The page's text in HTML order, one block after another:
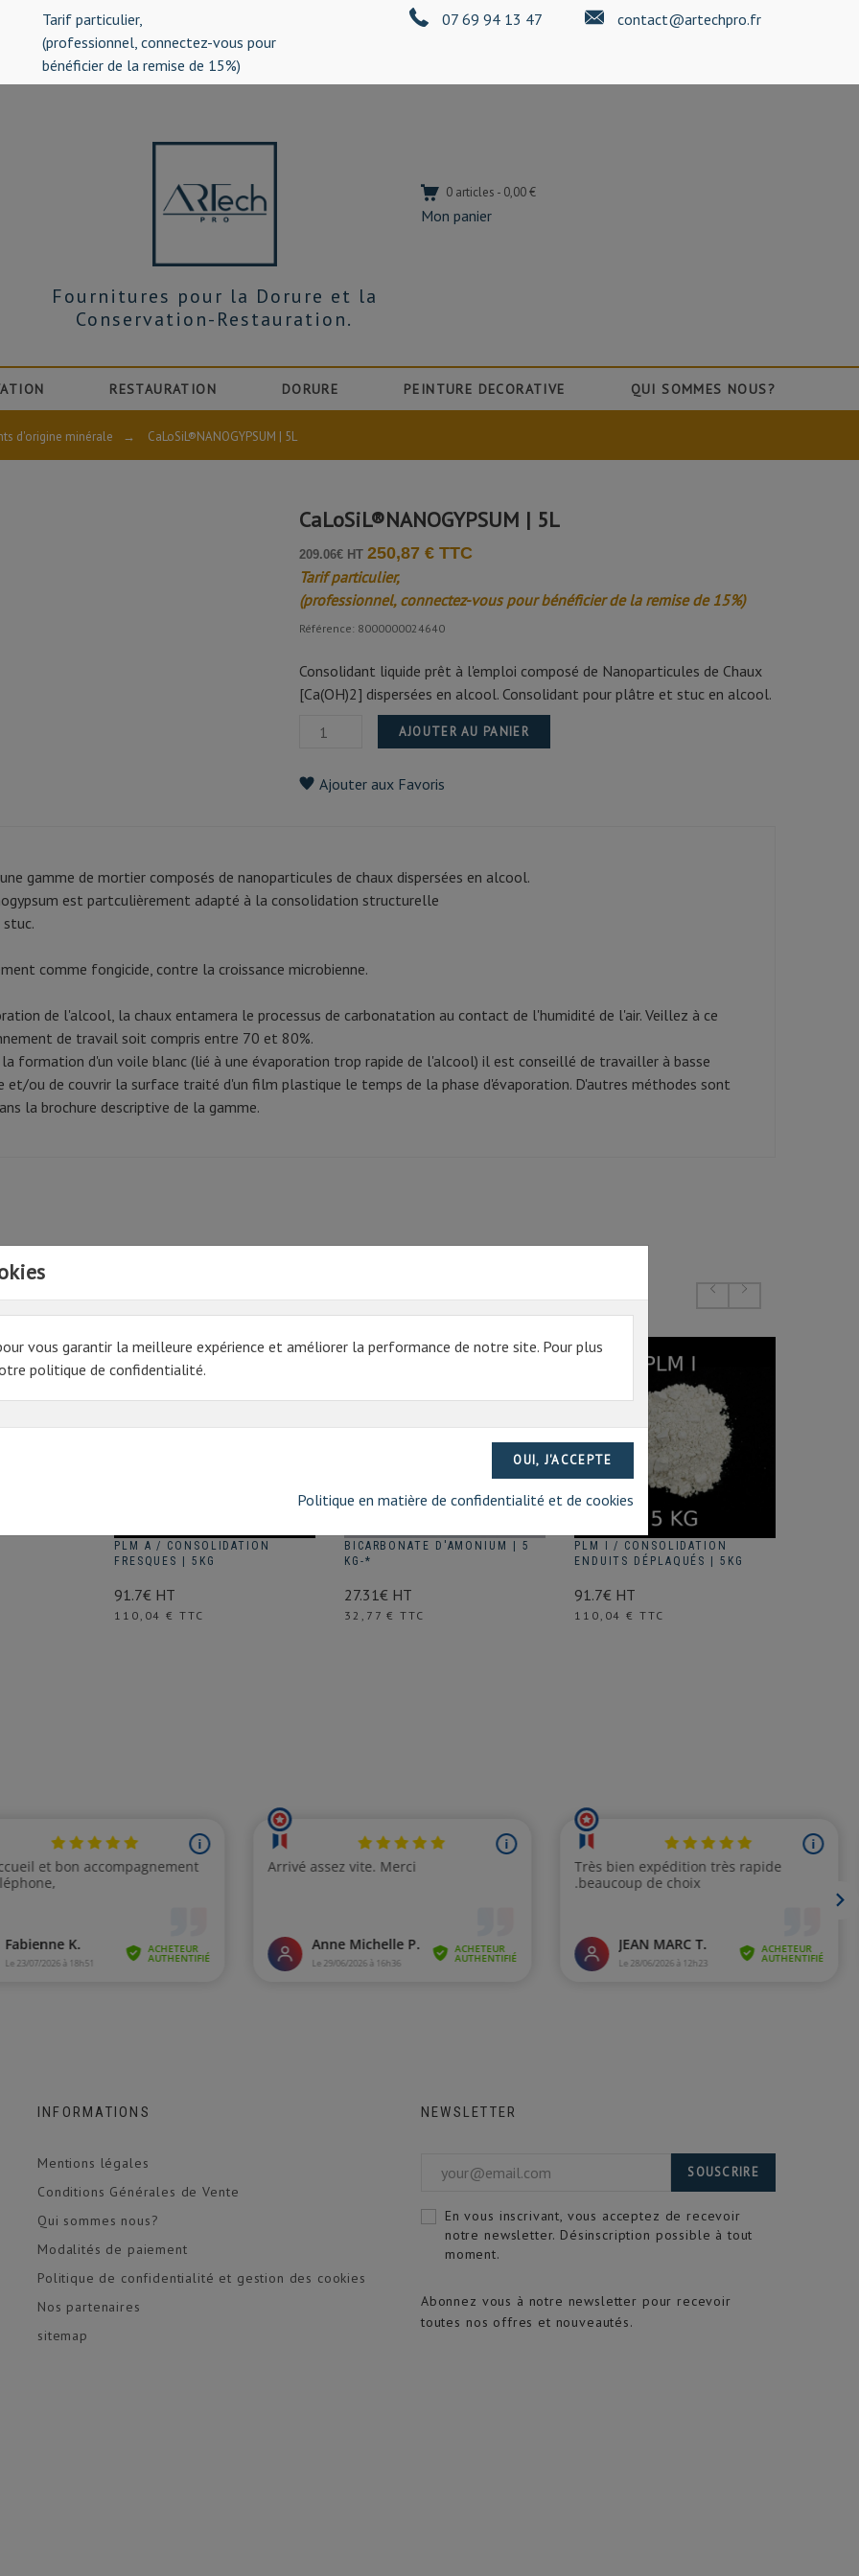
Tarif particulier,
(professionnel, connectez-vous pour
bénéficier de la remise de 15%)
07 69 94 13 47 contact@artechpro.fr
0 articles - 0,00 €
Mon panier
Fournitures pour la Dorure et la
Conservation-Restauration.
RESTAURATION DORURE PEINTURE DECORATIVE QUI SOMMES NOUS?
vous garantir la meilleure expérience et améliorer la performance de notre site. Pour plus
politique de confidentialité.
Politique en matière de confidentialité et de cookies
d'origine minérale → CaLoSiL®NANOGYPSUM | 5L
CaLoSiL®NANOGYPSUM | 5L
209.06€ HT 250,87 € TTC
Tarif particulier,
(professionnel, connectez-vous pour bénéficier de la remise de 15%)
Référence: 8000000024640
Consolidant liquide prêt à l'emploi composé de Nanoparticules de Chaux
[Ca(OH)2] dispersées en alcool. Consolidant pour plâtre et stuc en alcool.
AJOUTER AU PANIER
Ajouter aux Favoris
gamme de mortier composés de nanoparticules de chaux dispersées en alcool.
est partculièrement adapté à la consolidation structurelle
comme fongicide, contre la croissance microbienne.
de l'alcool, la chaux entamera le processus de carbonatation au contact de l'humidité de l'air. Veillez à ce
de travail soit compris entre 70 et 80%.
formation d'un voile blanc (lié à une évaporation trop rapide de l'alcool) il est conseillé de travailler à basse
et/ou de couvrir la surface traité d'un film plastique le temps de la phase d'évaporation. D'autres méthodes sont
la brochure descriptive de la gamme.
PLM A / CONSOLIDATION
FRESQUES | 5KG
91.7€ HT
Prix
110,04 € TTC
BICARBONATE D'AMONIUM | 5
KG-*
27.31€ HT
Prix
32,77 € TTC
PLM I / CONSOLIDATION
ENDUITS DÉPLAQUÉS | 5KG
91.7€ HT
Prix
110,04 € TTC
INFORMATIONS
Mentions légales
Conditions Générales de Vente
Qui sommes nous?
Modalités de paiement
Politique de confidentialité et gestion des cookies
Nos partenaires
sitemap
NEWSLETTER
Abonnez vous à notre newsletter pour recevoir
toutes nos offres et nouveautés.
SOUSCRIRE
En vous inscrivant, vous acceptez de recevoir
notre newsletter. Désinscription possible à tout
moment.